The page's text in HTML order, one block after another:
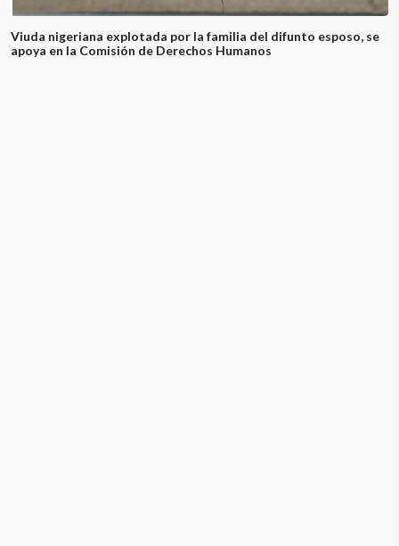
Viuda nigeriana explotada por la familia del difunto esposo, se
apoya en la Comisión de Derechos Humanos